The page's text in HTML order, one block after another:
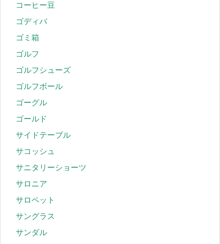
コーヒー豆
ゴディバ
ゴミ箱
ゴルフ
ゴルフシューズ
ゴルフボール
ゴーグル
ゴールド
サイドテーブル
サコッシュ
サニタリーショーツ
サロニア
サロペット
サングラス
サンダル